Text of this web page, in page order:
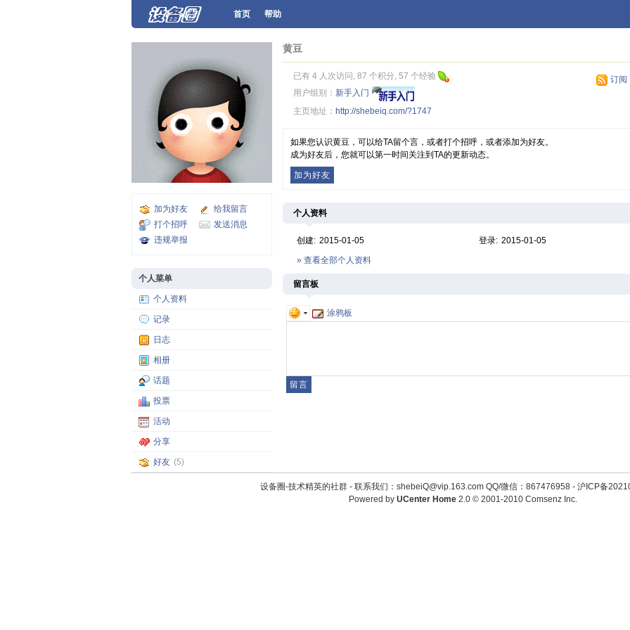
首页 帮助
加为好友
给我留言
打个招呼
发送消息
违规举报
个人菜单
个人资料
记录
日志
相册
话题
投票
活动
分享
好友 (5)
黄豆
订阅
已有 4 人次访问, 87 个积分, 57 个经验
用户组别： 新手入门
主页地址： http://shebeiq.com/?1747
如果您认识黄豆，可以给TA留个言，或者打个招呼，或者添加为好友。
成为好友后，您就可以第一时间关注到TA的更新动态。
加为好友
个人资料
创建: 2015-01-05 登录: 2015-01-05
» 查看全部个人资料
留言板
涂鸦板
设备圈-技术精英的社群 - 联系我们：shebeiQ@vip.163.com QQ/微信：867476958- 沪ICP备
Powered by UCenter Home 2.0© 2001-2010 Comsenz Inc.